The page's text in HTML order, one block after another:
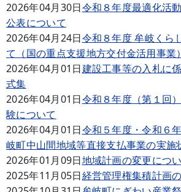
2026年04月30日令和８年度最適化活
公表について
2026年04月24日令和８年度 牟岐くら
て（国の重点支援地方交付金活用事業）
2026年04月01日建設工事等の入札に
式集
2026年04月01日令和８年度（第１回
験について
2026年04月01日令和５年度・令和６
岐町中山間地域等直接支払事業の実施
2026年01月09日地域計画の変更につ
2025年11月05日経営管理権集積計画